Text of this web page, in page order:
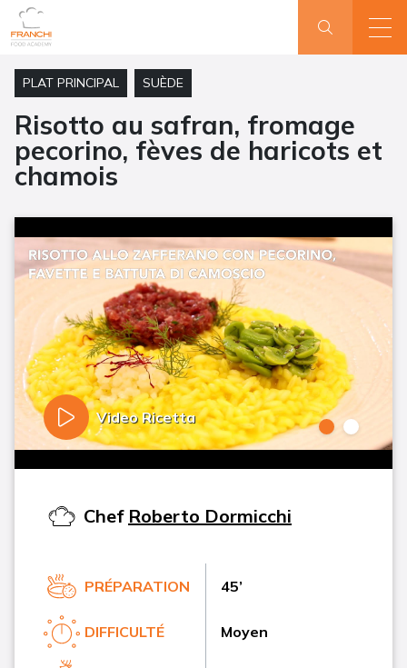
PLAT PRINCIPAL SUÈDE
Risotto au safran, fromage
pecorino, fèves de haricots et
chamois
Video Ricetta
Chef Roberto Dormicchi
PRÉPARATION 45’
DIFFICULTÉ Moyen